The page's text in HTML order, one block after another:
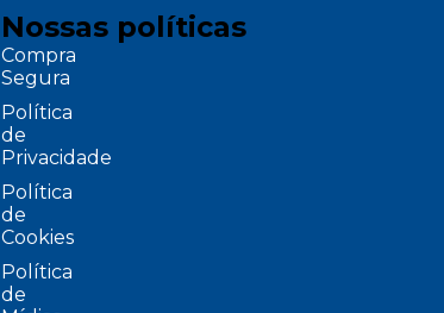
Nossas políticas
Compra
Segura
Política
de
Privacidade
Política
de
Cookies
Política
de